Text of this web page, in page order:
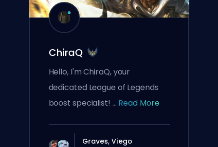
ChiraQ
Hello, I'm ChiraQ, your
dedicated League of Legends
boost specialist! ... Read More
Graves, Viego